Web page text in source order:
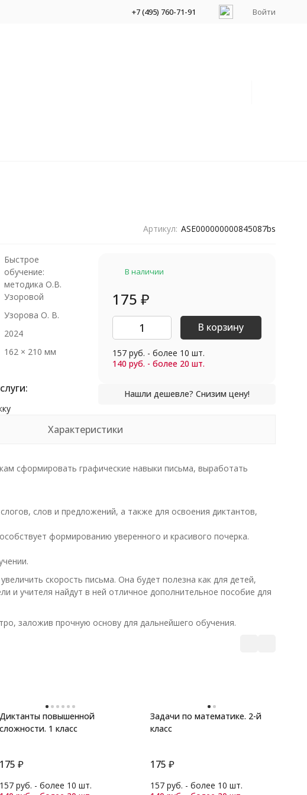
+7 (495) 760-71-91 Войти
Артикул: ASE000000000845087bs
Быстрое
обучение:
методика О.В.
Узоровой
Узорова О. В.
2024
162 × 210 мм
В наличии
175 ₽
В корзину
157 руб. - более 10 шт.
140 руб. - более 20 шт.
Характеристики
сформировать графические навыки письма, выработать
слов и предложений, а также для освоения диктантов,
формированию уверенного и красивого почерка.
скорость письма. Она будет полезна как для детей,
и учителя найдут в ней отличное дополнительное пособие для
заложив прочную основу для дальнейшего обучения.
Диктанты повышенной
сложности. 1 класс
175 ₽
157 руб. - более 10 шт.
Задачи по математике. 2-й
класс
175 ₽
157 руб. - более 10 шт.